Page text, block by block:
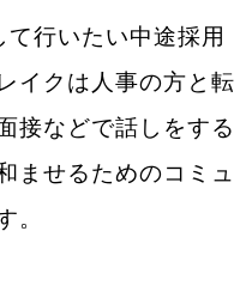
せると考える経験やス
採用の面接質問
ください。
に評価していますか？
行いたい中途採用
イクは人事の方と転
接などで話しをする
ませるためのコミュ
。